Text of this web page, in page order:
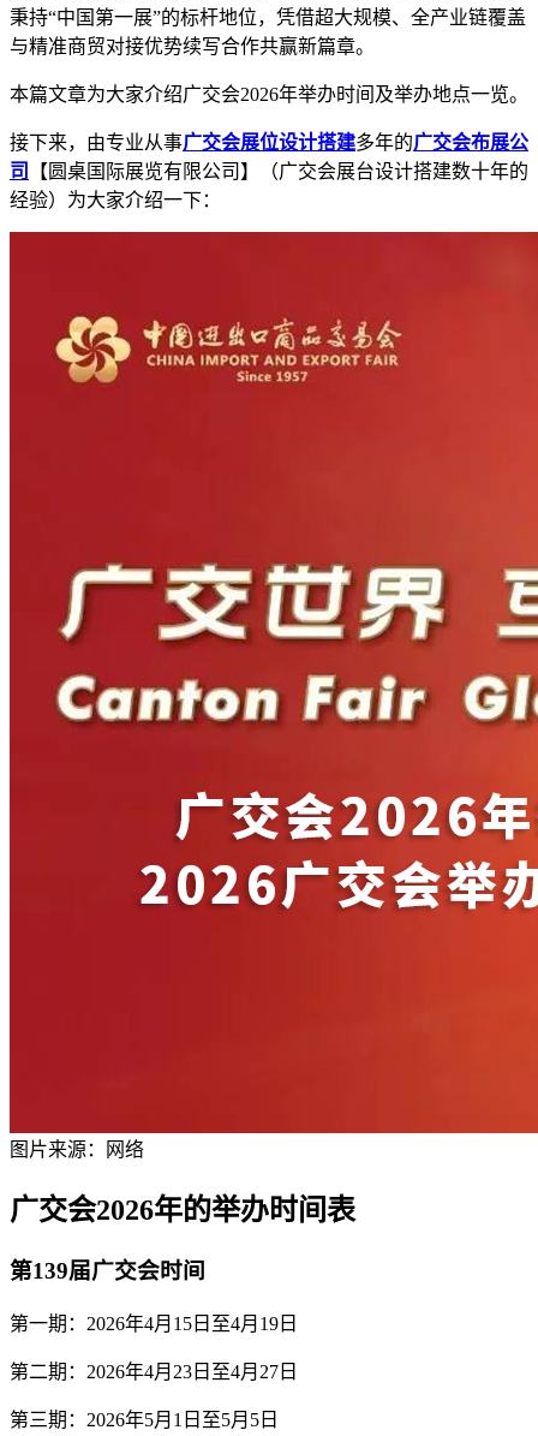
秉持“中国第一展”的标杆地位，凭借超大规模、全产业链覆盖
与精准商贸对接优势续写合作共赢新篇章。
本篇文章为大家介绍广交会2026年举办时间及举办地点一览。
接下来，由专业从事广交会展位设计搭建多年的广交会布展公
司
【圆桌国际展览有限公司】（广交会展台设计搭建数十年的
经验）为大家介绍一下：
图片来源：网络
广交会2026年的举办时间表
第139届广交会时间
第一期：2026年4月15日至4月19日
第二期：2026年4月23日至4月27日
第三期：2026年5月1日至5月5日